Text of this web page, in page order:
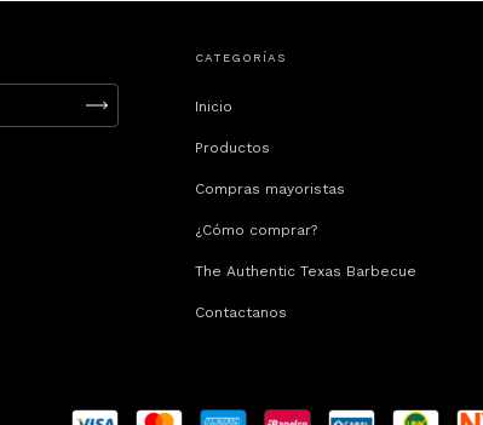
CATEGORÍAS
Inicio
Productos
Compras mayoristas
¿Cómo comprar?
The Authentic Texas Barbecue
Contactanos